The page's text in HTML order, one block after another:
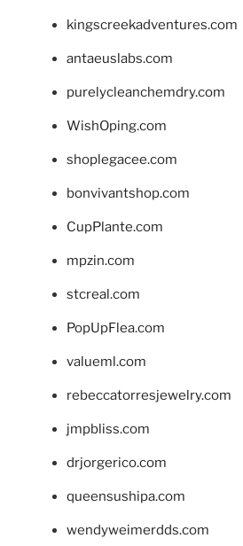
kingscreekadventures.com
antaeuslabs.com
purelycleanchemdry.com
WishOping.com
shoplegacee.com
bonvivantshop.com
CupPlante.com
mpzin.com
stcreal.com
PopUpFlea.com
valueml.com
rebeccatorresjewelry.com
jmpbliss.com
drjorgerico.com
queensushipa.com
wendyweimerdds.com